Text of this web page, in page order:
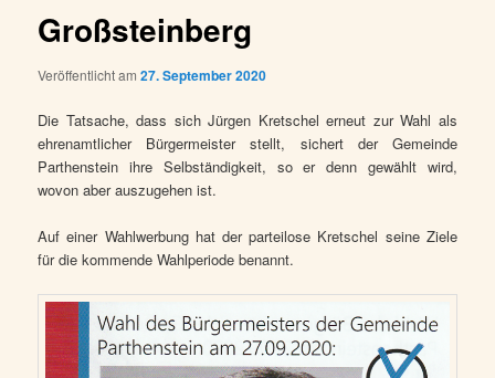
Großsteinberg
Veröffentlicht am27. September 2020
Die Tatsache, dass sich Jürgen Kretschel erneut zur Wahl als
ehrenamtlicher Bürgermeister stellt, sichert der Gemeinde
Parthenstein ihre Selbständigkeit, so er denn gewählt wird,
wovon aber auszugehen ist.
Auf einer Wahlwerbung hat der parteilose Kretschel seine Ziele
für die kommende Wahlperiode benannt.